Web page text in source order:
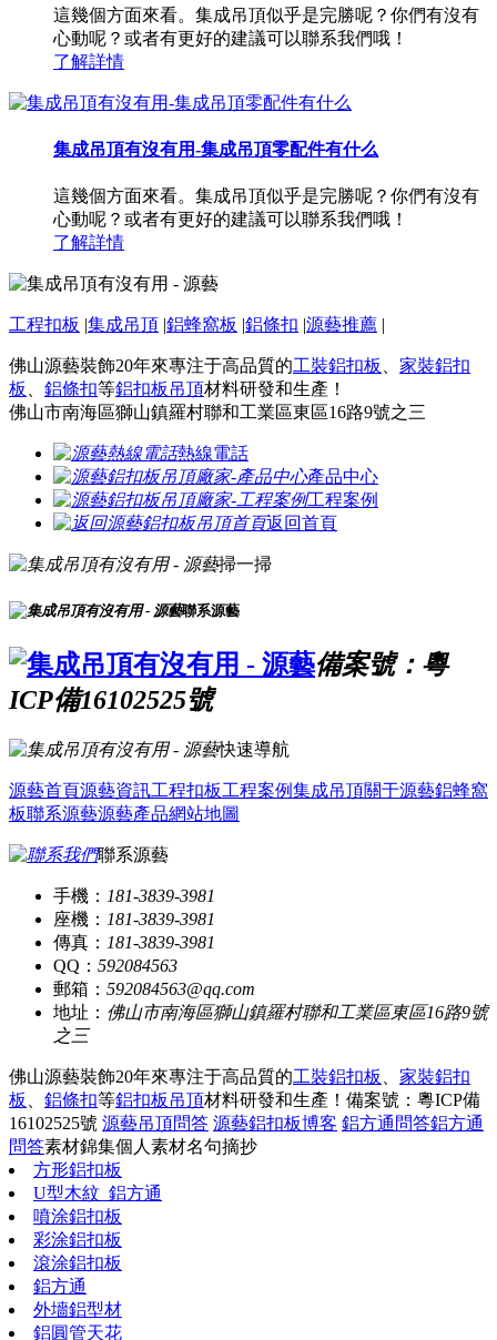
這幾個方面來看。集成吊頂似乎是完勝呢？你們有沒有
心動呢？或者有更好的建議可以聯系我們哦！
了解詳情
集成吊頂有沒有用-集成吊頂零配件有什么
這幾個方面來看。集成吊頂似乎是完勝呢？你們有沒有
心動呢？或者有更好的建議可以聯系我們哦！
了解詳情
工程扣板 |集成吊頂 |鋁蜂窩板 |鋁條扣 |源藝推薦 |
佛山源藝裝飾20年來專注于高品質的工裝鋁扣板
家裝鋁扣
板
鋁條扣等鋁扣板吊頂材料研發和生產！
佛山市南海區獅山鎮羅村聯和工業區東區16路9號之三
熱線電話
產品中心
工程案例
返回首頁
掃一掃
聯系源藝
備案號：粵
ICP備16102525號
快速導航
源藝首頁源藝資訊工程扣板工程案例集成吊頂關于源藝鋁蜂窩
板聯系源藝源藝產品網站地圖
聯系源藝
手機： 181-3839-3981
座機： 181-3839-3981
傳真： 181-3839-3981
QQ： 592084563
郵箱： 592084563@qq.com
地址： 佛山市南海區獅山鎮羅村聯和工業區東區16路9號
之三
佛山源藝裝飾20年來專注于高品質的工裝鋁扣板 、 家裝鋁扣
板 、 鋁條扣等鋁扣板吊頂材料研發和生產！ 備案號：粵ICP備
16102525號 源藝吊頂問答 源藝鋁扣板博客 鋁方通問答鋁方通
問答素材錦集個人素材名句摘抄
方形鋁扣板
U型木紋_鋁方通
噴涂鋁扣板
彩涂鋁扣板
滾涂鋁扣板
鋁方通
外墻鋁型材
鋁圓管天花